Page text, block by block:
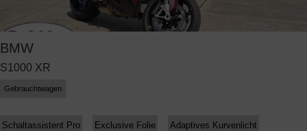
BMW
S1000 XR
Gebrauchtwagen
Schaltassistent Pro Exclusive Folie Adaptives Kurvenlicht